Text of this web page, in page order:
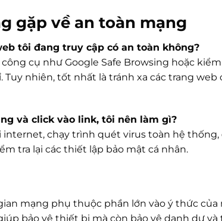
gặp về an toàn mạng
tôi đang truy cập có an toàn không?
cụ như Google Safe Browsing hoặc
Tuy nhiên, tốt nhất là tránh xa các trang
và click vào link, tôi nên làm gì?
internet, chạy trình quét virus toàn hệ
tra lại các thiết lập bảo mật cá nhân.
mạng phụ thuộc phần lớn vào ý thức của
bảo vệ thiết bị mà còn bảo vệ danh dự